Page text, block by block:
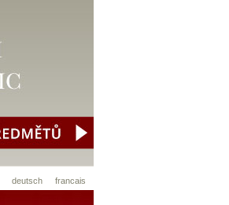
francais
deutsch